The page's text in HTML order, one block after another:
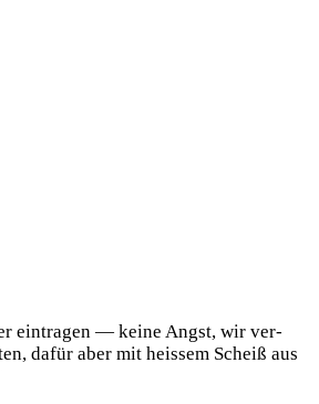
ein­tra­gen — kei­ne Angst, wir ver­
dafür aber mit heis­sem Scheiß aus